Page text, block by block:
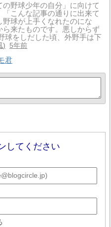
の野球少年の自分」に向けて
こんな記事の通りに出来て
野球が上手くなれたのにな
ら来たものです。悪しからず
球をしだした頃、外野手は下
5年前
君
してください